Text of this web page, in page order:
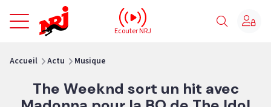
NRJ - Accueil
Ecouter NRJ
Accueil Actu Musique
The Weeknd sort un hit avec